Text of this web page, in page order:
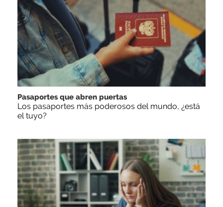
Pasaportes que abren puertas
Los pasaportes más poderosos del mundo, ¿está
el tuyo?